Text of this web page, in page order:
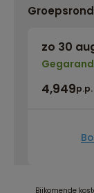
zo 30
4,949p.p.
Bijkomende